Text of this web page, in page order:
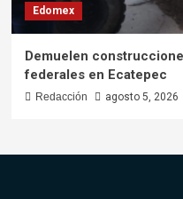
Edomex
Demuelen
federales en Ecatepec
Redacción agosto 5, 2026